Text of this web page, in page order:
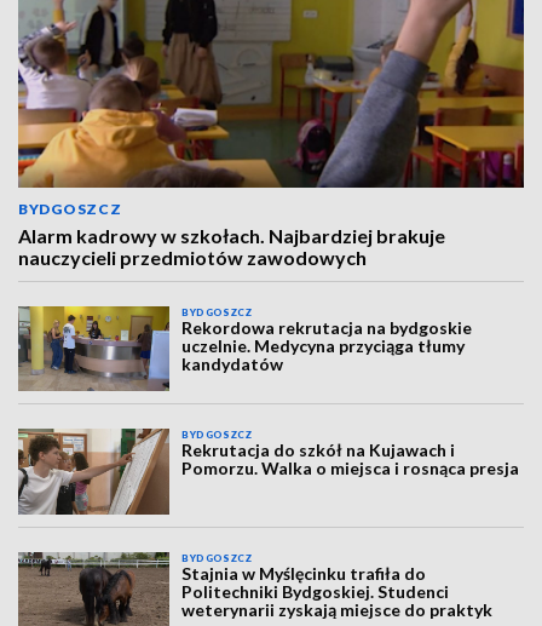
BYDGOSZCZ
Alarm kadrowy w szkołach. Najbardziej brakuje
nauczycieli przedmiotów zawodowych
BYDGOSZCZ
Rekordowa rekrutacja na bydgoskie
uczelnie. Medycyna przyciąga tłumy
kandydatów
BYDGOSZCZ
Rekrutacja do szkół na Kujawach i
Pomorzu. Walka o miejsca i rosnąca presja
BYDGOSZCZ
Stajnia w Myślęcinku trafiła do
Politechniki Bydgoskiej. Studenci
weterynarii zyskają miejsce do praktyk